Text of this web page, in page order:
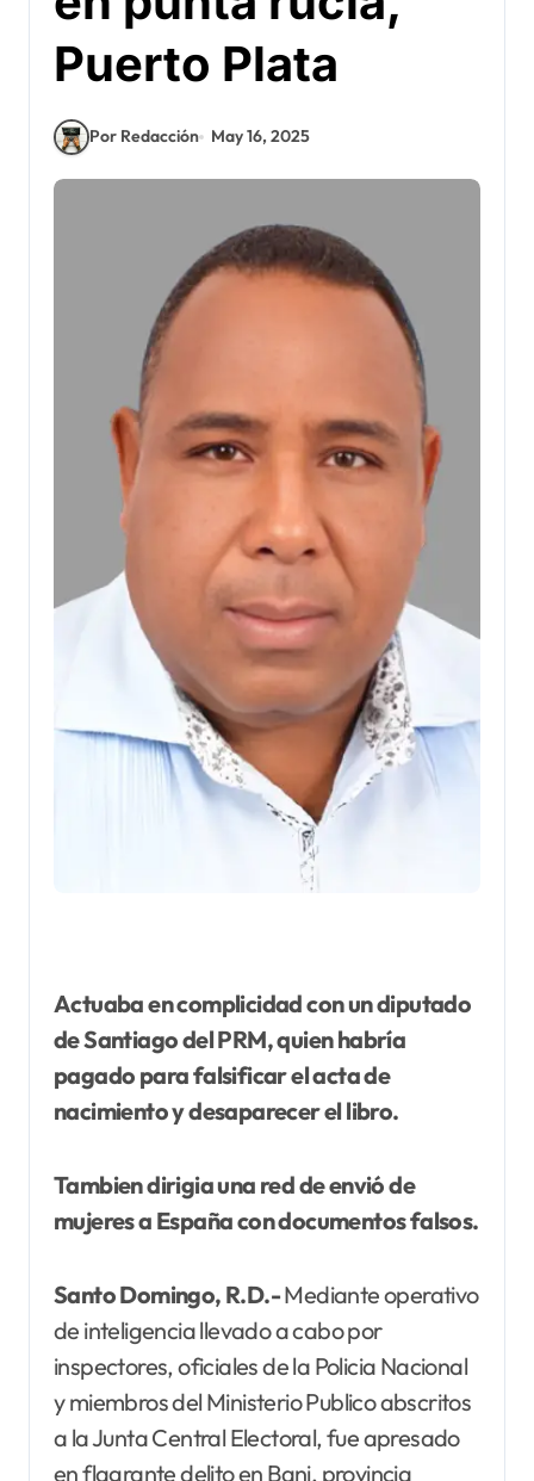
Puerto Plata
Por Redacción May 16, 2025
Actuaba en complicidad con un diputado
de Santiago del PRM, quien habría
pagado para falsificar el acta de
nacimiento y desaparecer el libro.
Tambien dirigia una red de envió de
mujeres a España con documentos falsos.
Santo Domingo, R.D.-Mediante operativo
de inteligencia llevado a cabo por
inspectores, oficiales de la Policia Nacional
y miembros del Ministerio Publico abscritos
a la Junta Central Electoral, fue apresado
en flagrante delito en Bani, provincia